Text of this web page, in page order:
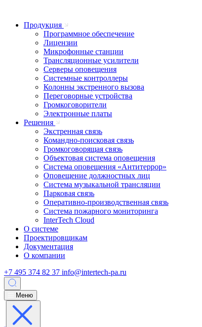
Продукция
Программное обеспечение
Лицензии
Микрофонные станции
Трансляционные усилители
Серверы оповещения
Системные контроллеры
Колонны экстренного вызова
Переговорные устройства
Громкоговорители
Электронные платы
Решения
Экстренная связь
Командно-поисковая связь
Громкоговорящая связь
Объектовая система оповещения
Система оповещения «Антитеррор»
Оповещение должностных лиц
Система музыкальной трансляции
Парковая связь
Оперативно-производственная связь
Система пожарного мониторинга
InterTech Cloud
О системе
Проектировщикам
Документация
О компании
+7 495 374 82 37 info@intertech-pa.ru
Меню